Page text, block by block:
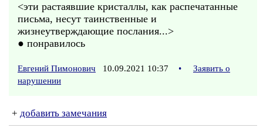
<эти растаявшие кристаллы, как распечатанные
письма, несут таинственные и
жизнеутверждающие послания...>
● понравилось
Евгений Пимонович 10.09.2021 10:37 •
Заявить о
нарушении
+ добавить замечания